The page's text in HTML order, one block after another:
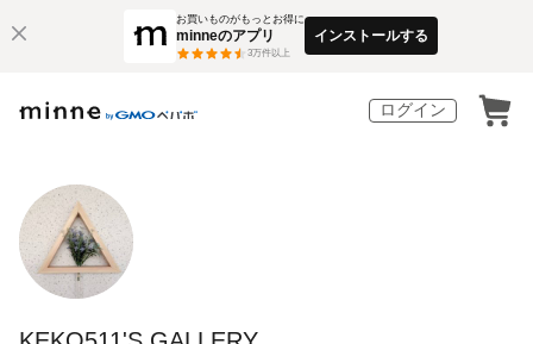
お買いものがもっとお得に
minneのアプリ
3万件以上
インストールする
ログイン